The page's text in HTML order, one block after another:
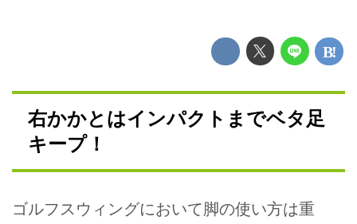
右かかとはインパクトまでベタ足
キープ！
ゴルフスウィングにおいて脚の使い方は重